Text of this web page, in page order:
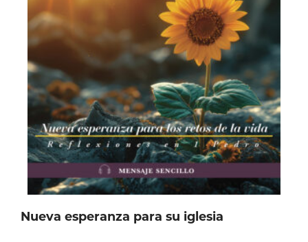
Nueva esperanza para su iglesia